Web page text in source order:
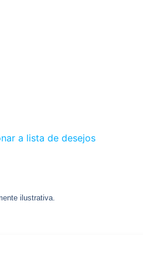
a lista de desejos
ilustrativa.